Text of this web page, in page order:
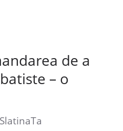
de a
– o
SlatinaTa